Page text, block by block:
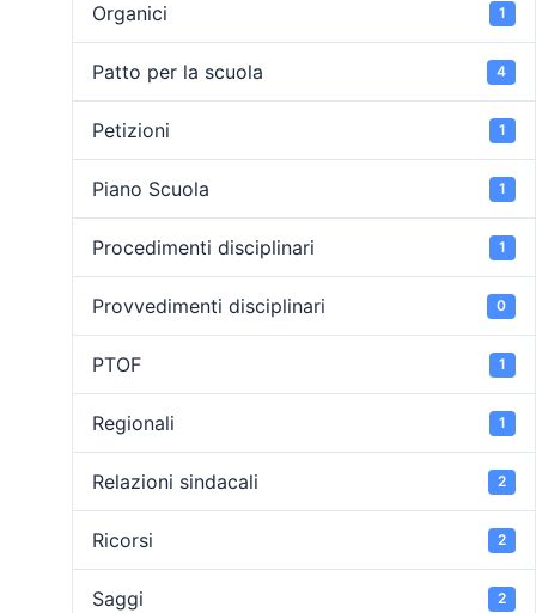
Organici 1
Patto per la scuola 4
Petizioni 1
Piano Scuola 1
Procedimenti disciplinari 1
Provvedimenti disciplinari 0
PTOF 1
Regionali 1
Relazioni sindacali 2
Ricorsi 2
Saggi 2